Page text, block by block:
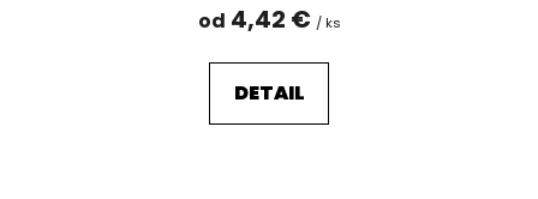
od 4,42 € / ks
DETAIL